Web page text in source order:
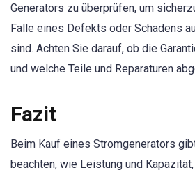
Generators zu überprüfen, um
Falle eines Defekts oder Schadens
sind. Achten Sie darauf, ob die
und welche Teile und Reparaturen
Fazit
Beim Kauf eines Stromgenerators
beachten, wie Leistung und